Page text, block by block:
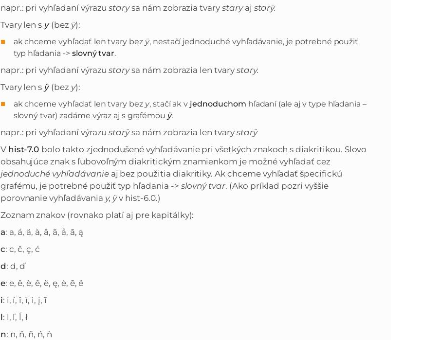
napr.: pri vyhľadaní výrazustarysa nám zobrazia tvary stary aj starÿ.
Tvary len s y(bez ÿ):
ak chceme vyhľadať len tvary bez ÿ, nestačí jednoduché vyhľadávanie, je potrebné použiť
typ hľadania -> slovný tvar.
napr.: pri vyhľadaní výrazustarysa nám zobrazia len tvary stary.
Tvary len s ÿ(bez y):
ak chceme vyhľadať len tvary bez y, stačí ak v jednoduchom hľadaní (ale aj v type hľadania –
slovný tvar) zadáme výraz aj s grafémou ÿ.
napr.: pri vyhľadaní výrazustarÿsa nám zobrazia len tvary starÿ
V hist-7.0 bolo takto zjednodušené vyhľadávanie pri všetkých znakoch s diakritikou. Slovo
obsahujúce znak s ľubovoľným diakritickým znamienkom je možné vyhľadať cez
jednoduché vyhľadávanie aj bez použitia diakritiky. Ak chceme vyhľadať špecifickú
grafému, je potrebné použiť typ hľadania -> slovný tvar. (Ako príklad pozri vyššie
porovnanie vyhľadávania y, ÿv hist-6.0.)
Zoznam znakov (rovnako platí aj pre kapitálky):
a: a, á, ä, à, â, ã, å, ā, ą
c: c, č, ç, ć
d: d, ď
e: e, ě, è, ê, ë, ę, ė, ē, ё
i: i, í, î, ï, ì, į, ī
l: l, ľ, ĺ, ł
n: n, ň, ñ, ń, ǹ